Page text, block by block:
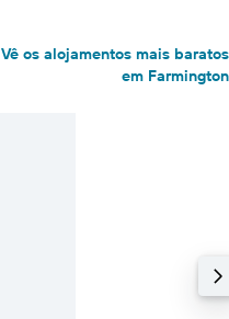
Vê os alojamentos mais baratos
em Farmington